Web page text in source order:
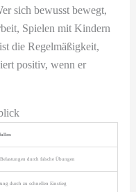
sich bewusst bewegt,
Spielen mit Kindern
die Regelmäßigkeit,
positiv, wenn er
durch falsche Übungen
durch zu schnellen Einstieg